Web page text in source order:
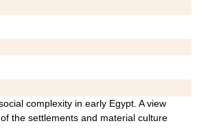
complexity in early Egypt. A view
the settlements and material culture